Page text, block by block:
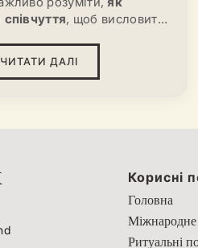
, щоб висловити
багато в чому
ЧИТАТИ ДАЛІ
Корисні
Головна
Міжнародне
Ритуальні